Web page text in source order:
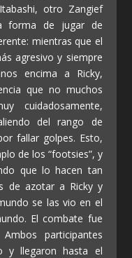
otro Zangief
forma de jugar de
mientras que el
agresivo y siempre
encima a Ricky,
que no muchos
cuidadosamente,
del rango de
fallar golpes. Esto,
de los “footsies”, y
que lo hacen tan
de azotar a Ricky y
se las vio en el
El combate fue
participantes
y llegaron hasta el